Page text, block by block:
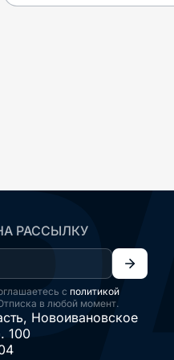
РАССЫЛКУ
с политикой
в любой момент.
Новоивановское
100